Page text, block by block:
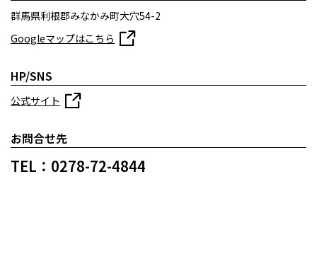
群馬県利根郡みなかみ町大穴54-2
Googleマップはこちら
HP/SNS
公式サイト
お問合せ先
TEL：0278-72-4844